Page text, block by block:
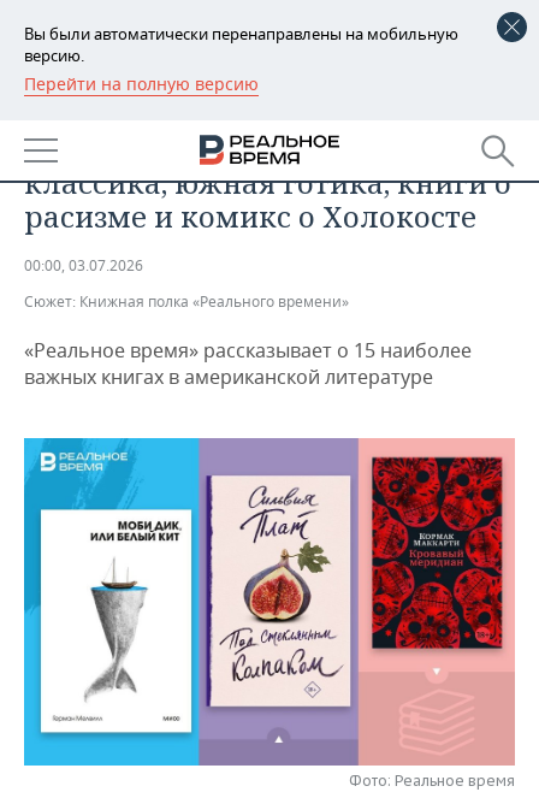
Вы были автоматически перенаправлены на мобильную
версию.
Перейти на полную версию
РЕГИОНЫ
БАШКОРТОСТАН
ТАТАРСТАН
НОВОСТИ
АНАЛИТИКА
ДЕКЛАРАЦИИ О ДОХОДАХ
КОРОЛИ ГОСЗАКАЗА ПФО
КОМУ ПРИНАДЛЕЖАТ
ТОРГОВЫЕ ЦЕНТРЫ
ТАТАРСТАНА
НОВОСТИ ЭКОНОМИКИ
ФИНАНСЫ
БЮДЖЕТ
ИНВЕСТИЦИИ
ПРОМЫШЛЕННОСТЬ
НОВОСТИ
ПРОМЫШЛЕННОСТИ
АГРОПРОМ
МАШИНОСТРОЕНИЕ
НЕФТЕХИМИЯ
НЕФТЬ
ЭНЕРГЕТИКА
НЕДВИЖИМОСТЬ
НОВОСТИ АВТО
БИЗНЕС
НОВОСТИ БИЗНЕСА
РОЗНИЧНАЯ ТОРГОВЛЯ
ТРАНСПОРТ
УСЛУГИ
ТЕХНОЛОГИИ
НОВОСТИ ТЕХНОЛОГИЙ
МЕДИА
МЕРОПРИЯТИЯ
НОВОСТИ МЕРОПРИЯТИЙ
ВЫЕЗДНАЯ РЕДАКЦИЯ
НОВОСТИ СПОРТА
ОБЩЕСТВО
Что читать: американская
классика, южная готика, книги о
расизме и комикс о Холокосте
00:00, 03.07.2026
Сюжет: Книжная полка «Реального времени»
«Реальное время» рассказывает о 15 наиболее
важных книгах в американской литературе
Фото: Реальное время